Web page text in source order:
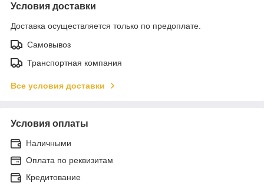
Условия доставки
Доставка осуществляется только по предоплате.
Самовывоз
Транспортная компания
Все условия доставки
Условия оплаты
Наличными
Оплата по реквизитам
Кредитование